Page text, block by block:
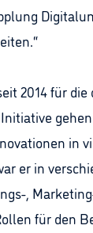
2014 für die
in
er in
,
für den